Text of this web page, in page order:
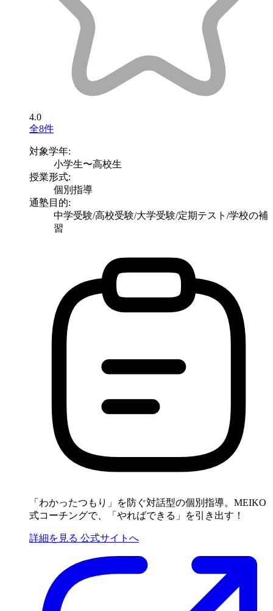
4.0
全8件
対象学年:
小学生〜高校生
授業形式:
個別指導
通塾目的:
中学受験/高校受験/大学受験/定期テスト/学校の補
習
「わかったつもり」を防ぐ対話型の個別指導。MEIKO
式コーチングで、「やればできる」を引き出す！
詳細を見る 公式サイトへ